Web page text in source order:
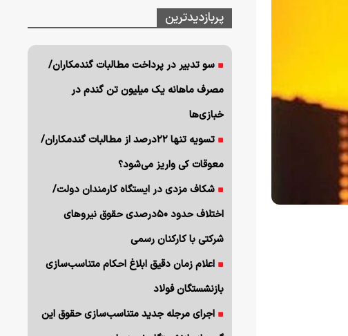
پربازدیدترین
سو تدبیر در پرداخت مطالبات گندمکاران/
مصرف ماهانه یک میلیون تن گندم در
خبازی‌ها
تسویه تنها ۲۲درصد از مطالبات گندمکاران/
معوقات کی واریز می‌شود؟
شکاف مزدی در ایستگاه کارمندان دولت/
اختلاف حدود ۵۰درصدی حقوق نیروهای
شرکتی با کارکنان رسمی
اعلام زمان دقیق ابلاغ احکام متناسب‌سازی
بازنشستگان فولاد
اجرای مرجله جدید متناسب‌سازی حقوق این